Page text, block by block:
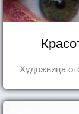
Художница